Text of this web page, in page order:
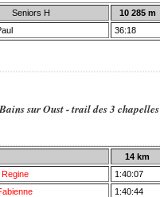
Seniors H 10 285 m
36:18
sur Oust - trail des 3 chapelles
14 km
1:40:07
1:40:44